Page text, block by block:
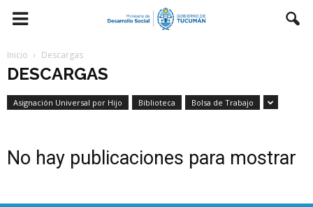
Inicio Descargas
DESCARGAS
Asignación Universal por Hijo Biblioteca Bolsa de Trabajo
No hay publicaciones para mostrar